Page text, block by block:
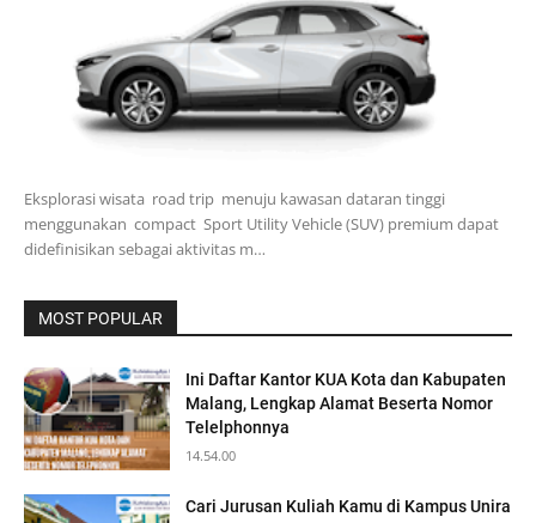
Eksplorasi wisata road trip menuju kawasan dataran tinggi
menggunakan compact Sport Utility Vehicle (SUV) premium dapat
didefinisikan sebagai aktivitas m…
MOST POPULAR
Ini Daftar Kantor KUA Kota dan Kabupaten
Malang, Lengkap Alamat Beserta Nomor
Telelphonnya
14.54.00
Cari Jurusan Kuliah Kamu di Kampus Unira